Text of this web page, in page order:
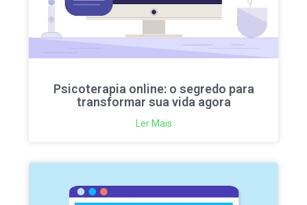
Psicoterapia online: o segredo para
transformar sua vida agora
Ler Mais